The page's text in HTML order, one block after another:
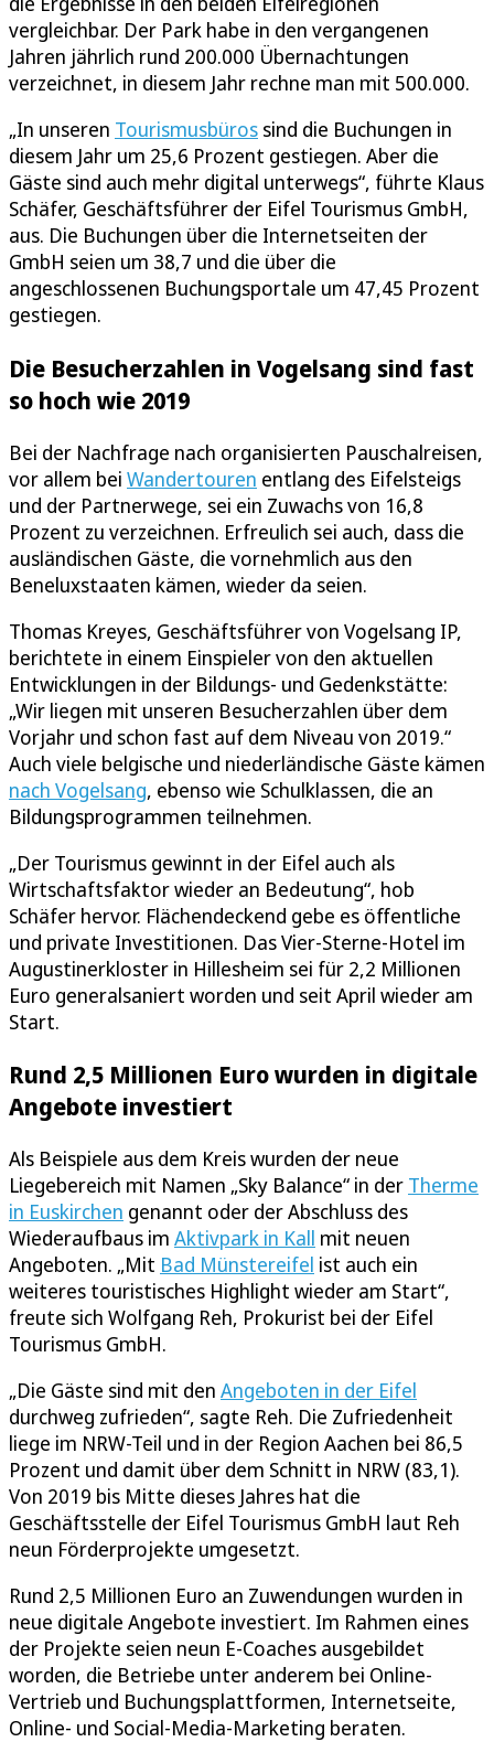
vergleichbar. Der Park habe in den vergangenen
Jahren jährlich rund 200.000 Übernachtungen
verzeichnet, in diesem Jahr rechne man mit 500.000.
„In unseren Tourismusbüros sind die Buchungen in
diesem Jahr um 25,6 Prozent gestiegen. Aber die
Gäste sind auch mehr digital unterwegs“, führte Klaus
Schäfer, Geschäftsführer der Eifel Tourismus GmbH,
aus. Die Buchungen über die Internetseiten der
GmbH seien um 38,7 und die über die
angeschlossenen Buchungsportale um 47,45 Prozent
gestiegen.
Die Besucherzahlen in Vogelsang sind fast
so hoch wie 2019
Bei der Nachfrage nach organisierten Pauschalreisen,
vor allem bei Wandertouren entlang des Eifelsteigs
und der Partnerwege, sei ein Zuwachs von 16,8
Prozent zu verzeichnen. Erfreulich sei auch, dass die
ausländischen Gäste, die vornehmlich aus den
Beneluxstaaten kämen, wieder da seien.
Thomas Kreyes, Geschäftsführer von Vogelsang IP,
berichtete in einem Einspieler von den aktuellen
Entwicklungen in der Bildungs- und Gedenkstätte:
„Wir liegen mit unseren Besucherzahlen über dem
Vorjahr und schon fast auf dem Niveau von 2019.“
Auch viele belgische und niederländische Gäste kämen
nach Vogelsang, ebenso wie Schulklassen, die an
Bildungsprogrammen teilnehmen.
„Der Tourismus gewinnt in der Eifel auch als
Wirtschaftsfaktor wieder an Bedeutung“, hob
Schäfer hervor. Flächendeckend gebe es öffentliche
und private Investitionen. Das Vier-Sterne-Hotel im
Augustinerkloster in Hillesheim sei für 2,2 Millionen
Euro generalsaniert worden und seit April wieder am
Start.
Rund 2,5 Millionen Euro wurden in digitale
Angebote investiert
Als Beispiele aus dem Kreis wurden der neue
Liegebereich mit Namen „Sky Balance“ in der Therme
in Euskirchen genannt oder der Abschluss des
Wiederaufbaus im Aktivpark in Kall mit neuen
Angeboten. „Mit Bad Münstereifel ist auch ein
weiteres touristisches Highlight wieder am Start“,
freute sich Wolfgang Reh, Prokurist bei der Eifel
Tourismus GmbH.
„Die Gäste sind mit den Angeboten in der Eifel
durchweg zufrieden“, sagte Reh. Die Zufriedenheit
liege im NRW-Teil und in der Region Aachen bei 86,5
Prozent und damit über dem Schnitt in NRW (83,1).
Von 2019 bis Mitte dieses Jahres hat die
Geschäftsstelle der Eifel Tourismus GmbH laut Reh
neun Förderprojekte umgesetzt.
Rund 2,5 Millionen Euro an Zuwendungen wurden in
neue digitale Angebote investiert. Im Rahmen eines
der Projekte seien neun E-Coaches ausgebildet
worden, die Betriebe unter anderem bei Online-
Vertrieb und Buchungsplattformen, Internetseite,
Online- und Social-Media-Marketing beraten.